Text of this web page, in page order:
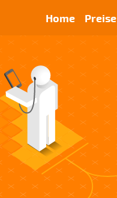
Home Preise